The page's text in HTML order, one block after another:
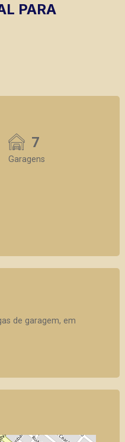
PARA
7
Garagens
de garagem, em